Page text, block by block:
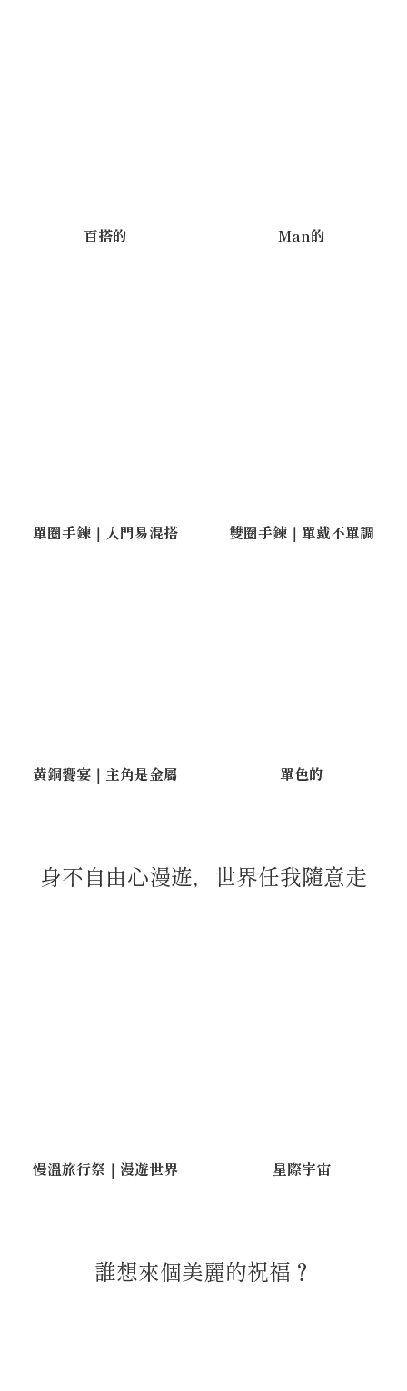
百搭的 Man的
單圈手鍊｜入門易混搭 雙圈手鍊｜單戴不單調
黃銅饗宴｜主角是金屬 單色的
身不自由心漫遊，世界任我隨意走
慢溫旅行祭｜漫遊世界 星際宇宙
誰想來個美麗的祝福？